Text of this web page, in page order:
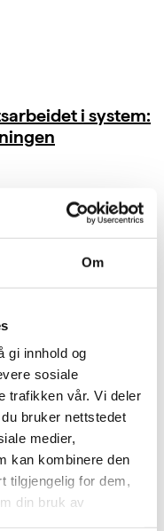
Om
gi innhold og
sosiale
trafikken vår. Vi deler
bruker nettstedet
medier,
kan kombinere den
tilgjengelig for dem,
din bruk av
i system: